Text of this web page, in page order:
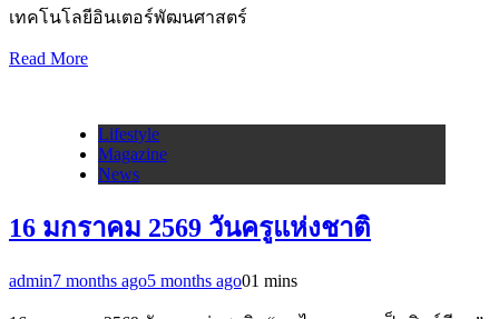
เทคโนโลยีอินเตอร์พัฒนศาสตร์
Read More
Lifestyle
Magazine
News
16 มกราคม 2569 วันครูแห่งชาติ
admin7 months ago5 months ago01 mins